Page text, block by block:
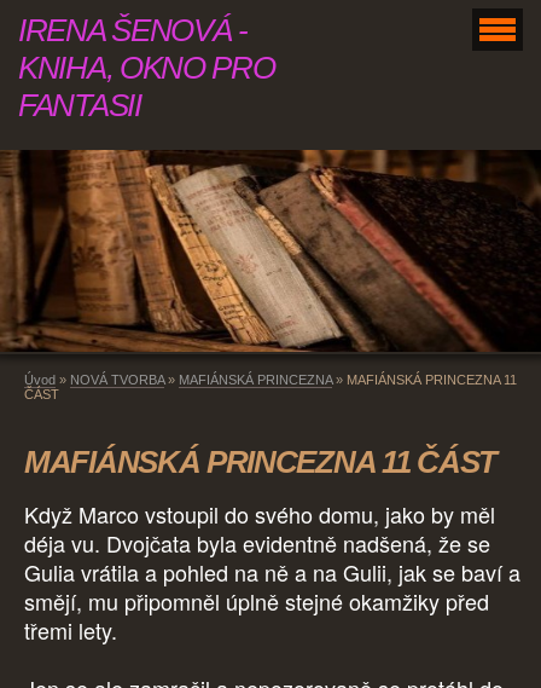
IRENA ŠENOVÁ -
KNIHA, OKNO PRO
FANTASII
Úvod » NOVÁ TVORBA» MAFIÁNSKÁ PRINCEZNA» MAFIÁNSKÁ PRINCEZNA 11
ČÁST
MAFIÁNSKÁ PRINCEZNA 11 ČÁST
Když Marco vstoupil do svého domu, jako by měl
déja vu. Dvojčata byla evidentně nadšená, že se
Gulia vrátila a pohled na ně a na Gulii, jak se baví a
smějí, mu připomněl úplně stejné okamžiky před
třemi lety.